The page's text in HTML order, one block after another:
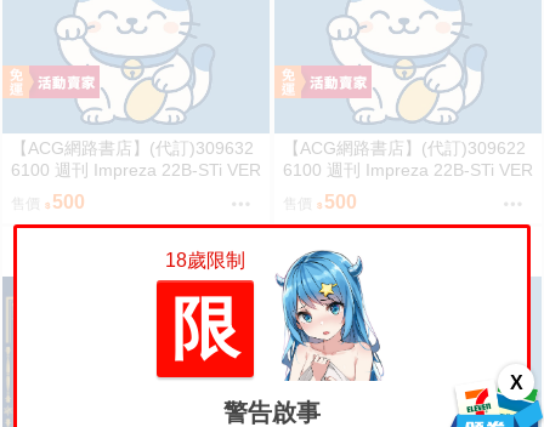
X
【ACG網路書店】(代訂)309632
6100 週刊 Impreza 22B-STi VER
SION をつくる (10)
售價 500
【ACG網路書店】(代訂)309622
6100 週刊 Impreza 22B-STi VER
SION をつくる (9)
售價 500
18歲限制
限
警告啟事